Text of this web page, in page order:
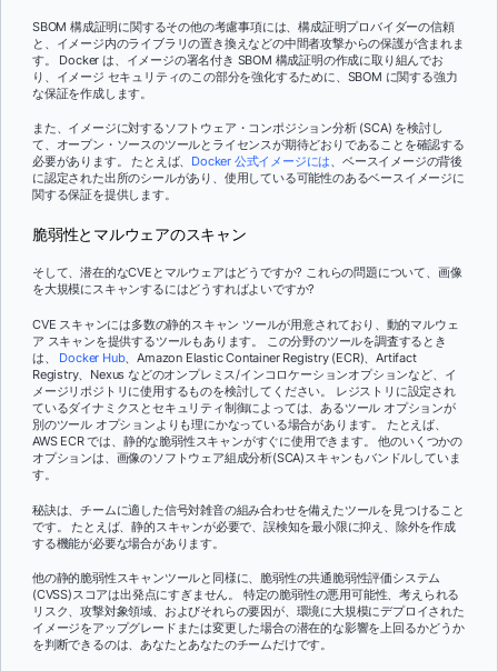
SBOM 構成証明に関するその他の考慮事項には、構成証明プロバイダーの信頼
と、イメージ内のライブラリの置き換えなどの中間者攻撃からの保護が含まれま
す。 Docker は、イメージの署名付き SBOM 構成証明の作成に取り組んでお
り、イメージ セキュリティのこの部分を強化するために、SBOM に関する強力
な保証を作成します。
また、イメージに対するソフトウェア・コンポジション分析 (SCA) を検討し
て、オープン・ソースのツールとライセンスが期待どおりであることを確認する
必要があります。 たとえば、 Docker 公式イメージには、ベースイメージの背後
に認定された出所のシールがあり、使用している可能性のあるベースイメージに
関する保証を提供します。
脆弱性とマルウェアのスキャン
そして、潜在的なCVEとマルウェアはどうですか? これらの問題について、画像
を大規模にスキャンするにはどうすればよいですか?
CVE スキャンには多数の静的スキャン ツールが用意されており、動的マルウェ
ア スキャンを提供するツールもあります。 この分野のツールを調査するとき
は、 Docker Hub、Amazon Elastic Container Registry (ECR)、Artifact
Registry、Nexus などのオンプレミス/インコロケーションオプションなど、イ
メージリポジトリに使用するものを検討してください。 レジストリに設定され
ているダイナミクスとセキュリティ制御によっては、あるツール オプションが
別のツール オプションよりも理にかなっている場合があります。 たとえば、
AWS ECR では、静的な脆弱性スキャンがすぐに使用できます。 他のいくつかの
オプションは、画像のソフトウェア組成分析(SCA)スキャンもバンドルしていま
す。
秘訣は、チームに適した信号対雑音の組み合わせを備えたツールを見つけること
です。 たとえば、静的スキャンが必要で、誤検知を最小限に抑え、除外を作成
する機能が必要な場合があります。
他の静的脆弱性スキャンツールと同様に、脆弱性の共通脆弱性評価システム
(CVSS)スコアは出発点にすぎません。 特定の脆弱性の悪用可能性、考えられる
リスク、攻撃対象領域、およびそれらの要因が、環境に大規模にデプロイされた
イメージをアップグレードまたは変更した場合の潜在的な影響を上回るかどうか
を判断できるのは、あなたとあなたのチームだけです。